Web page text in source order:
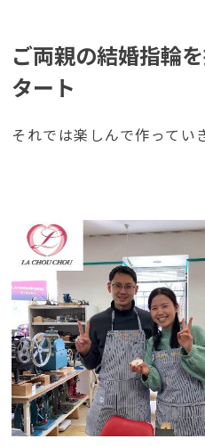
ご両親の結婚指輪
タート
それでは楽しんで作ってい